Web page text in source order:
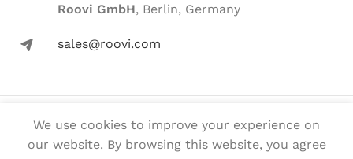
Roovi GmbH, Berlin, Germany
mail-icon sales@roovi.com
© 2022 ROOVI.RO All rights reserved
We use cookies to improve your experience on
our website. By browsing this website, you agree